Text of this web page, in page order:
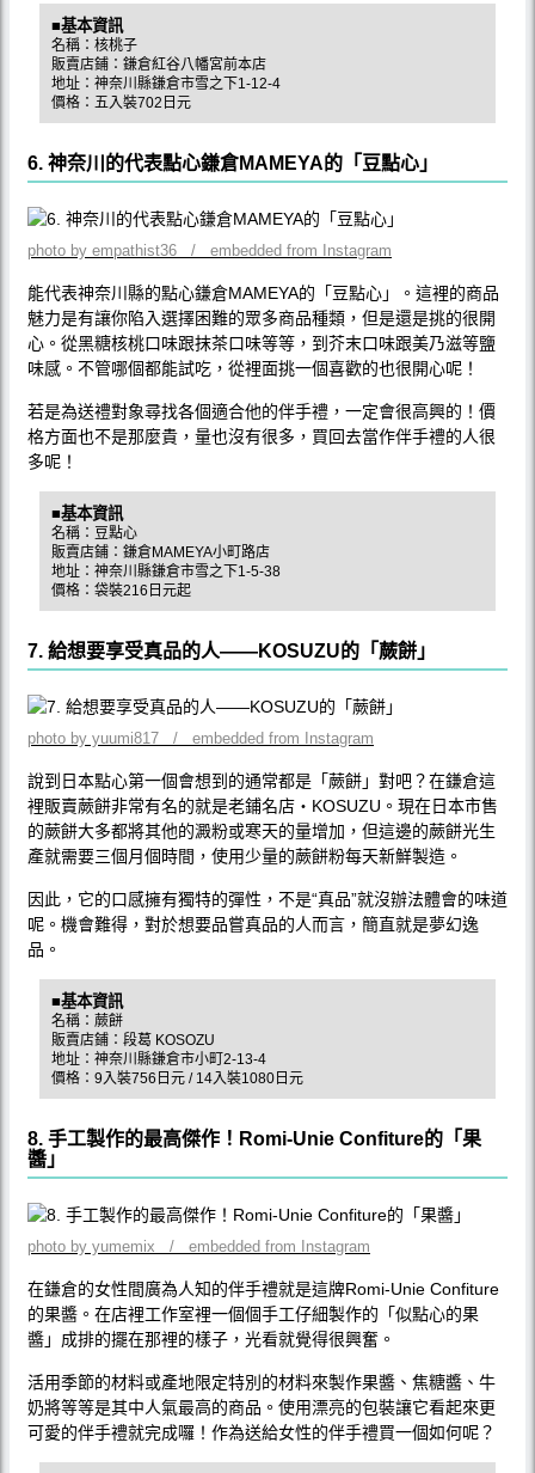
■基本資訊
名稱：核桃子
販賣店鋪：鎌倉紅谷八幡宮前本店
地址：神奈川縣鎌倉市雪之下1-12-4
價格：五入裝702日元
6. 神奈川的代表點心鎌倉MAMEYA的「豆點心」
photo by empathist36 / embedded from Instagram
能代表神奈川縣的點心鎌倉MAMEYA的「豆點心」。這裡的商品
魅力是有讓你陷入選擇困難的眾多商品種類，但是還是挑的很開
心。從黑糖核桃口味跟抹茶口味等等，到芥末口味跟美乃滋等鹽
味感。不管哪個都能試吃，從裡面挑一個喜歡的也很開心呢！
若是為送禮對象尋找各個適合他的伴手禮，一定會很高興的！價
格方面也不是那麼貴，量也沒有很多，買回去當作伴手禮的人很
多呢！
■基本資訊
名稱：豆點心
販賣店鋪：鎌倉MAMEYA小町路店
地址：神奈川縣鎌倉市雪之下1-5-38
價格：袋裝216日元起
7. 給想要享受真品的人——KOSUZU的「蕨餅」
photo by yuumi817 / embedded from Instagram
說到日本點心第一個會想到的通常都是「蕨餅」對吧？在鎌倉這
裡販賣蕨餅非常有名的就是老鋪名店・KOSUZU。現在日本市售
的蕨餅大多都將其他的澱粉或寒天的量增加，但這邊的蕨餅光生
產就需要三個月個時間，使用少量的蕨餅粉每天新鮮製造。
因此，它的口感擁有獨特的彈性，不是“真品”就沒辦法體會的味道
呢。機會難得，對於想要品嘗真品的人而言，簡直就是夢幻逸
品。
■基本資訊
名稱：蕨餅
販賣店鋪：段葛 KOSOZU
地址：神奈川縣鎌倉市小町2-13-4
價格：9入裝756日元 / 14入裝1080日元
8. 手工製作的最高傑作！Romi-Unie Confiture的「果
醬」
photo by yumemix / embedded from Instagram
在鎌倉的女性間廣為人知的伴手禮就是這牌Romi-Unie Confiture
的果醬。在店裡工作室裡一個個手工仔細製作的「似點心的果
醬」成排的擺在那裡的樣子，光看就覺得很興奮。
活用季節的材料或產地限定特別的材料來製作果醬、焦糖醬、牛
奶將等等是其中人氣最高的商品。使用漂亮的包裝讓它看起來更
可愛的伴手禮就完成囉！作為送給女性的伴手禮買一個如何呢？